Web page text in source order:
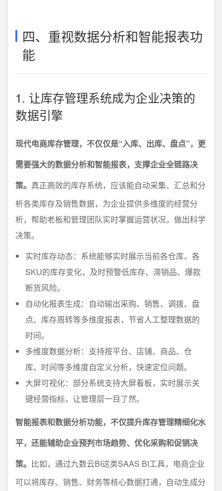
四、重视数据分析和智能报表功
能
1. 让库存管理系统成为企业决策的
数据引擎
现代电商库存管理，不仅仅是“入库、出库、盘点”，更
需要强大的数据分析和智能报表，支撑企业全链路决
策。 真正高效的库存系统，应该能自动采集、汇总和分
析各类库存及销售数据，为企业提供多维度的经营分
析，帮助老板和管理团队实时掌握运营状况，做出科学
决策。
实时库存动态：系统能够实时展示当前各仓库、各
SKU的库存变化，及时预警低库存、滞销品、爆款
断货风险。
自动化报表生成：自动输出采购、销售、调拨、盘
点、库存周转等多维度报表，节省人工整理数据的
时间。
多维度数据分析：支持按平台、店铺、商品、仓
库、时间等多维度自定义分析，快速定位问题。
大屏可视化：部分系统支持大屏看板，实时展示关
键经营指标，让管理层一目了然。
智能报表和数据分析功能，不仅提升库存管理精细化水
平，还能辅助企业预判市场趋势、优化采购和促销决
策。 比如，通过九数云BI这类SAAS BI工具，电商企业
可以将库存、销售、财务等核心数据打通，自动生成分